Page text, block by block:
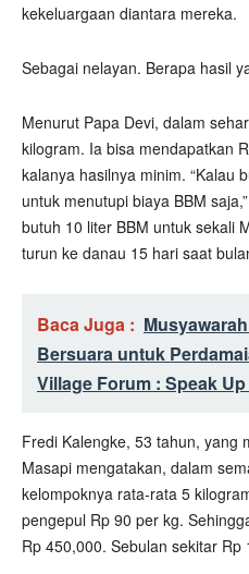
kekeluargaan diantara mereka.
Sebagai nelayan. Berapa hasil
Menurut Papa Devi, dalam
kilogram. Ia bisa mendapatkan
kalanya hasilnya minim. “Kalau
untuk menutupi biaya BBM
butuh 10 liter BBM untuk sekali
turun ke danau 15 hari saat
Baca Juga :
Bersuara untuk
Village Forum : Speak
Fredi Kalengke, 53 tahun, yang
Masapi mengatakan, dalam
kelompoknya rata-rata 5
pengepul Rp 90 per kg.
Rp 450,000. Sebulan sekitar Rp